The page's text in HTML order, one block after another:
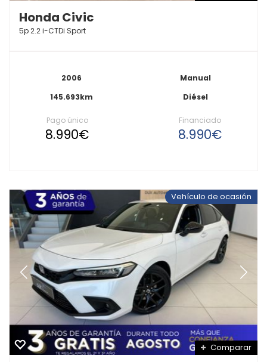
Honda Civic
5p 2.2 i-CTDi Sport
2006
145.693km
Manual
Diésel
Pago único
8.990€
Financiado
8.990€
Vehículo de ocasión
Comparar